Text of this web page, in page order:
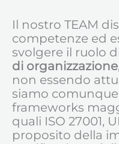
Il nostro TEAM
competenze ed
svolgere il ruolo
di organizzazione,
non essendo
siamo
frameworks
quali ISO 27001,
proposito della